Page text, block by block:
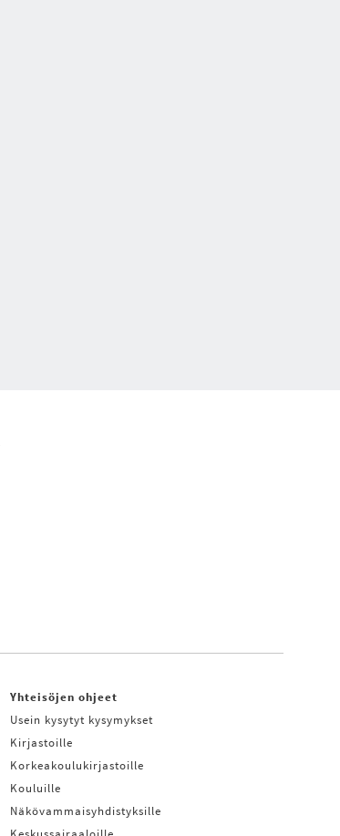
Yhteisöjen ohjeet
Usein kysytyt kysymykset
Kirjastoille
Korkeakoulukirjastoille
Kouluille
Näkövammaisyhdistyksille